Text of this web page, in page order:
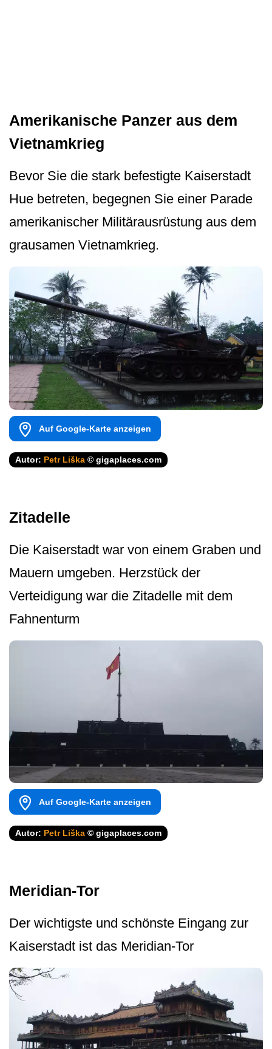
Amerikanische Panzer aus dem
Vietnamkrieg
Bevor Sie die stark befestigte Kaiserstadt
Hue betreten, begegnen Sie einer Parade
amerikanischer Militärausrüstung aus dem
grausamen Vietnamkrieg.
Auf Google-Karte anzeigen
Autor: Petr Liška © gigaplaces.com
Zitadelle
Die Kaiserstadt war von einem Graben und
Mauern umgeben. Herzstück der
Verteidigung war die Zitadelle mit dem
Fahnenturm
Auf Google-Karte anzeigen
Autor: Petr Liška © gigaplaces.com
Meridian-Tor
Der wichtigste und schönste Eingang zur
Kaiserstadt ist das Meridian-Tor